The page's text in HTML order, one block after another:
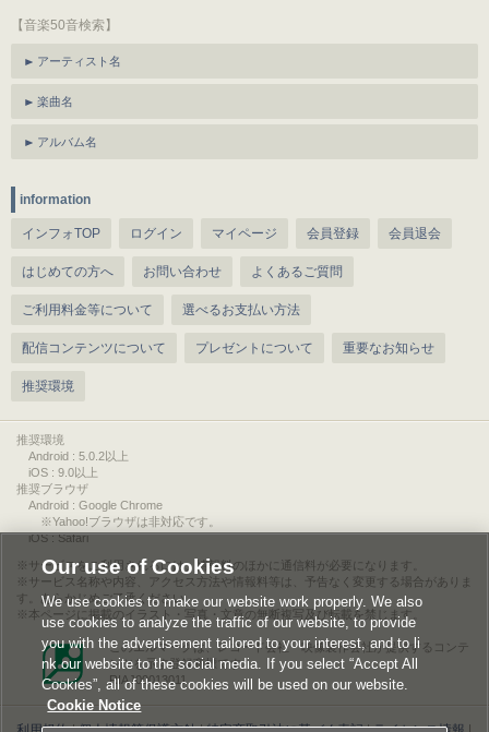
【音楽50音検索】
アーティスト名
楽曲名
アルバム名
information
インフォTOP ログイン マイページ 会員登録 会員退会
はじめての方へ お問い合わせ よくあるご質問
ご利用料金等について 選べるお支払い方法
配信コンテンツについて プレゼントについて 重要なお知らせ
推奨環境
推奨環境
Android : 5.0.2以上
iOS : 9.0以上
推奨ブラウザ
Android : Google Chrome
※Yahoo!ブラウザは非対応です。
iOS : Safari
サービスをご利用されるには、情報料のほかに通信料が必要になります。
サービス名称や内容、アクセス方法や情報料等は、予告なく変更する場合がありま
す。あらかじめご了承ください。
本ページに掲載のイラスト・写真・文章の無断複写及び転載を禁じます。
このエルマークは、レコード会社・映像製作会社が提供するコンテ
ンツを示す登録商標です。
RIAJ00013011
Our use of Cookies
We use cookies to make our website work properly. We also
use cookies to analyze the traffic of our website, to provide
you with the advertisement tailored to your interest, and to li
nk our website to the social media. If you select “Accept All
Cookies”, all of these cookies will be used on our website.
Cookie Notice